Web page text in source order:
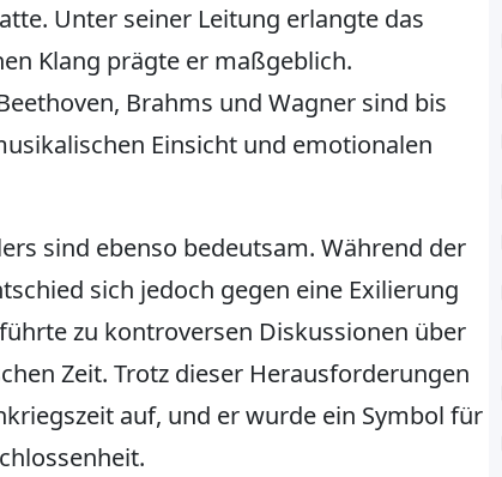
Unter seiner Leitung erlangte das
Klang prägte er maßgeblich.
Brahms und Wagner sind bis
Einsicht und emotionalen
sind ebenso bedeutsam. Während der
sich jedoch gegen eine Exilierung
zu kontroversen Diskussionen über
Zeit. Trotz dieser Herausforderungen
auf, und er wurde ein Symbol für